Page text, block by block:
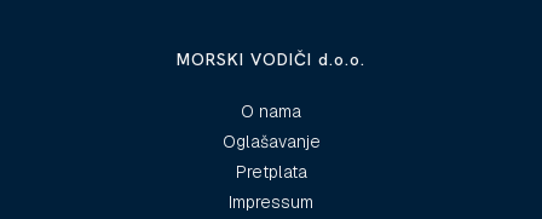
MORSKI VODIČI d.o.o.
O nama
Oglašavanje
Pretplata
Impressum